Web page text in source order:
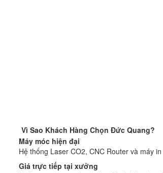
Vì Sao Khách Hàng Chọn Đức Quang?
Máy móc hiện đại
Hệ thống Laser CO2, CNC Router và máy
Giá trực tiếp tại xưởng